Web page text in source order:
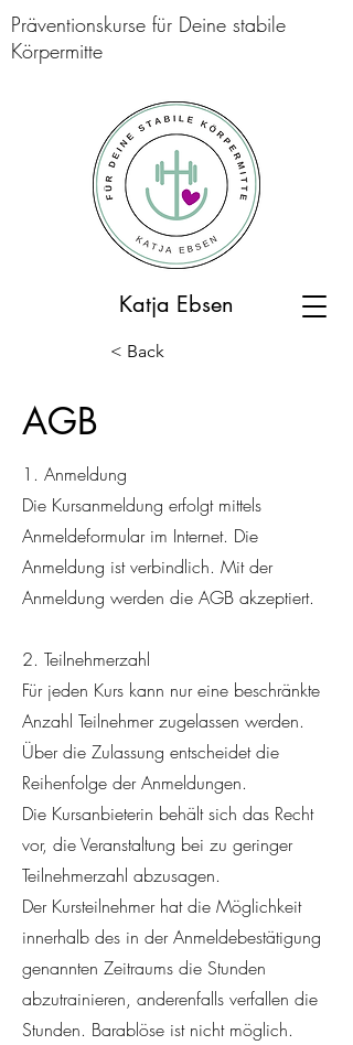
Präventionskurse für Deine stabile
Körpermitte
Katja Ebsen
< Back
AGB
1. Anmeldung
Die Kursanmeldung erfolgt mittels
Anmeldeformular im Internet. Die
Anmeldung ist verbindlich. Mit der
Anmeldung werden die AGB akzeptiert.
2. Teilnehmerzahl
Für jeden Kurs kann nur eine beschränkte
Anzahl Teilnehmer zugelassen werden.
Über die Zulassung entscheidet die
Reihenfolge der Anmeldungen.
Die Kursanbieterin behält sich das Recht
vor, die Veranstaltung bei zu geringer
Teilnehmerzahl abzusagen.
Der Kursteilnehmer hat die Möglichkeit
innerhalb des in der Anmeldebestätigung
genannten Zeitraums die Stunden
abzutrainieren, anderenfalls verfallen die
Stunden. Barablöse ist nicht möglich.